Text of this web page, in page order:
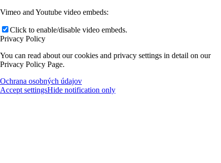
Vimeo and Youtube video embeds:
Click to enable/disable video embeds.
Privacy Policy
You can read about our cookies and privacy settings in detail on our
Privacy Policy Page.
Ochrana osobných údajov
Accept settingsHide notification only